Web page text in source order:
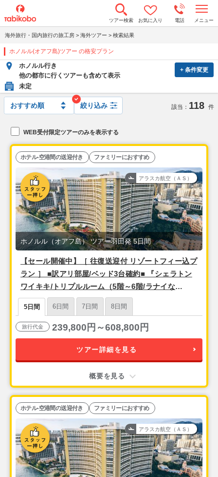
ツアー検索 お気に入り 電話 メニュー
o
n
a
v
t
海外旅行・国内旅行の旅工房 > 海外ツアー > 検索結果
ホノルル(オアフ島)ツアー の格安プラン
+ 条件変更
ホノルル行き
他の都市に行くツアーも含めて表示
未定
絞り込み 該当： 118 件
WEB受付限定ツアーのみを表示する
【セール開催中】［ 往復送迎付 リゾートフィー込プ
ラン ］ ■訳アリ部屋/ベッド3台確約■ 『シェラトン
ワイキキ/トリプルルーム（5階～6階/ラナイな
し）』 ＜羽田発・アラスカ航空（ハワイアンブラン
ド便）利用＞ 3泊5日間
ホノルル（オアフ島） ツアー羽田発 5日間
アラスカ航空（ＡＳ）
ホテル-空港間の送迎付き ファミリーにおすすめ
5日間 6日間 7日間 8日間
旅行代金 239,800円～608,800円
ツアー詳細を見る
概要を見る
アラスカ航空（ＡＳ）
ホテル-空港間の送迎付き ファミリーにおすすめ